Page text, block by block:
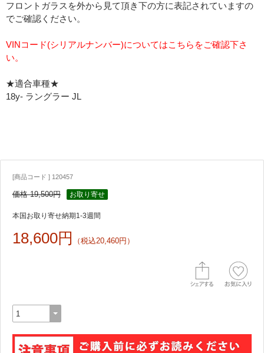
フロントガラスを外から見て頂き下の方に表記されていますの
でご確認ください。
VINコード(シリアルナンバー)についてはこちらをご確認下さ
い。
★適合車種★
18y- ラングラー JL
[商品コード ] 120457
価格 19,500円 お取り寄せ
本国お取り寄せ納期1-3週間
18,600円 （税込20,460円）